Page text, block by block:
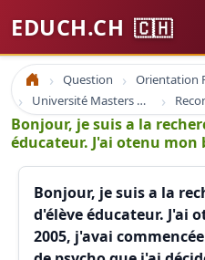
EDUCH.CH 🇨🇭
Accueil Question
Université Masters Bachelor
Bonjour, je suis a la
éducateur. J'ai otenu mon
Bonjour, je suis a la
d'élève éducateur. J'ai
2005, j'avai